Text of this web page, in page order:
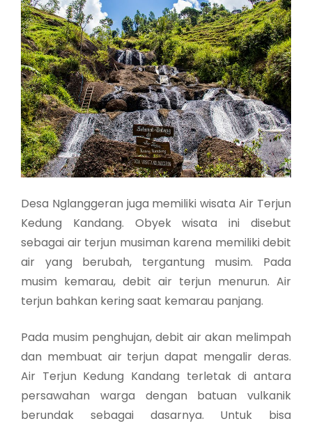
Desa Nglanggeran juga memiliki wisata Air Terjun
Kedung Kandang. Obyek wisata ini disebut
sebagai air terjun musiman karena memiliki debit
air yang berubah, tergantung musim. Pada
musim kemarau, debit air terjun menurun. Air
terjun bahkan kering saat kemarau panjang.
Pada musim penghujan, debit air akan melimpah
dan membuat air terjun dapat mengalir deras.
Air Terjun Kedung Kandang terletak di antara
persawahan warga dengan batuan vulkanik
berundak sebagai dasarnya. Untuk bisa